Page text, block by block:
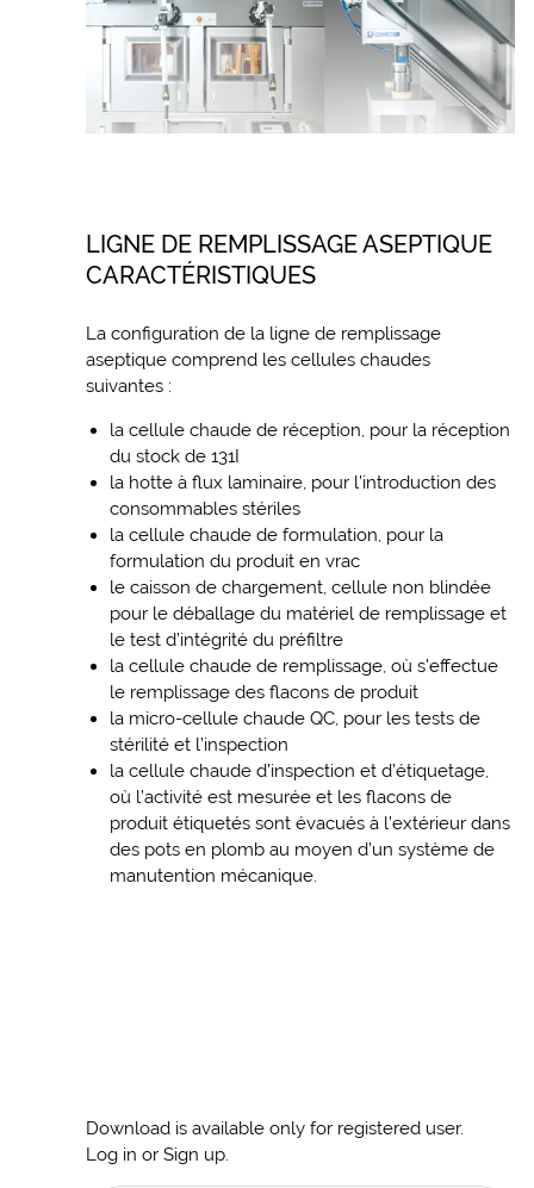
LIGNE DE REMPLISSAGE ASEPTIQUE
CARACTÉRISTIQUES
La configuration de la ligne de remplissage
aseptique comprend les cellules chaudes
suivantes :
la cellule chaude de réception, pour la réception
du stock de 131I
la hotte à flux laminaire, pour l’introduction des
consommables stériles
la cellule chaude de formulation, pour la
formulation du produit en vrac
le caisson de chargement, cellule non blindée
pour le déballage du matériel de remplissage et
le test d’intégrité du préfiltre
la cellule chaude de remplissage, où s’effectue
le remplissage des flacons de produit
la micro-cellule chaude QC, pour les tests de
stérilité et l’inspection
la cellule chaude d’inspection et d’étiquetage,
où l’activité est mesurée et les flacons de
produit étiquetés sont évacués à l’extérieur dans
des pots en plomb au moyen d’un système de
manutention mécanique.
Download is available only for registered user.
Log in or Sign up.